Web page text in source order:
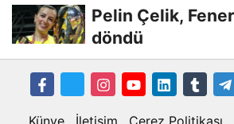
Pelin Çelik,
döndü
Künye İletişim Çerez Politikası